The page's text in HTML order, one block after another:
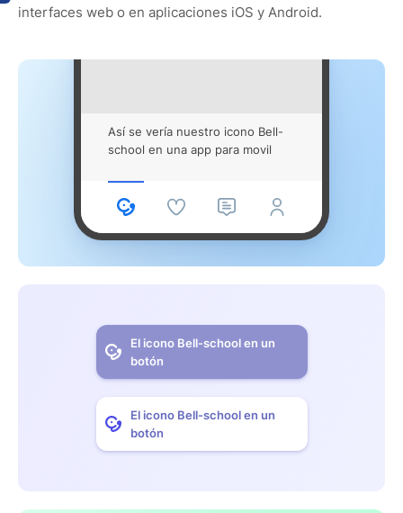
interfaces web o en aplicaciones iOS y Android.
Así se vería nuestro icono Bell-
school en una app para movil
El icono Bell-school en un
botón
El icono Bell-school en un
botón